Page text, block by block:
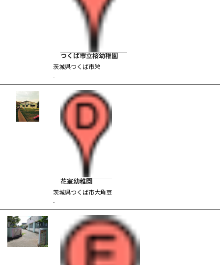
つくば市立桜幼稚園
茨城県つくば市栄
-
花室幼稚園
茨城県つくば市大角豆
-